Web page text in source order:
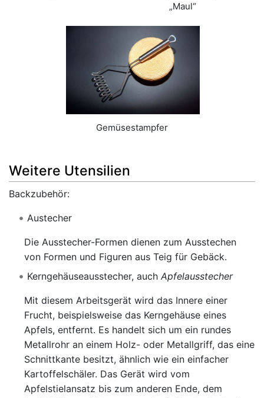
„Maul“
Gemüsestampfer
Weitere Utensilien
Backzubehör:
Austecher
Die Ausstecher-Formen dienen zum Ausstechen
von Formen und Figuren aus Teig für Gebäck.
Kerngehäuseausstecher, auch Apfelausstecher
Mit diesem Arbeitsgerät wird das Innere einer
Frucht, beispielsweise das Kerngehäuse eines
Apfels, entfernt. Es handelt sich um ein rundes
Metallrohr an einem Holz- oder Metallgriff, das eine
Schnittkante besitzt, ähnlich wie ein einfacher
Kartoffelschäler. Das Gerät wird vom
Apfelstielansatz bis zum anderen Ende, dem